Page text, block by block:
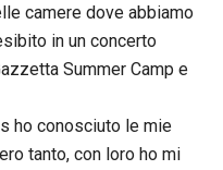
camere dove abbiamo
in un concerto
Summer Camp e
ho conosciuto le mie
tanto, con loro ho mi